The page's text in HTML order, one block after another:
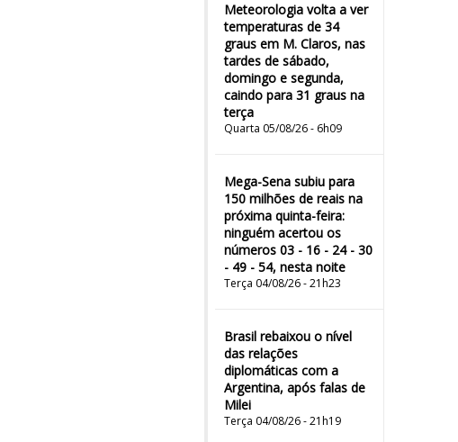
Meteorologia volta a ver
temperaturas de 34
graus em M. Claros, nas
tardes de sábado,
domingo e segunda,
caindo para 31 graus na
terça
Quarta 05/08/26 - 6h09
Mega-Sena subiu para
150 milhões de reais na
próxima quinta-feira:
ninguém acertou os
números 03 - 16 - 24 - 30
- 49 - 54, nesta noite
Terça 04/08/26 - 21h23
Brasil rebaixou o nível
das relações
diplomáticas com a
Argentina, após falas de
Milei
Terça 04/08/26 - 21h19